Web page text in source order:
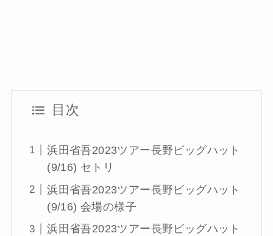
目次
浜田省吾2023ツアー長野ビッグハット
(9/16) セトリ
浜田省吾2023ツアー長野ビッグハット
(9/16) 会場の様子
浜田省吾2023ツアー長野ビッグハット